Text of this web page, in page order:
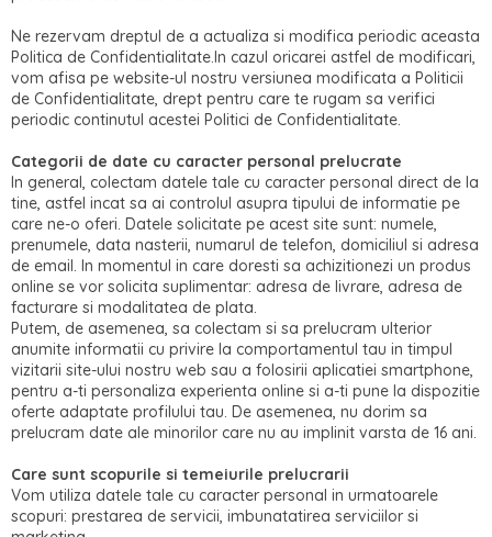
Ne rezervam dreptul de a actualiza si modifica periodic aceasta
Politica de Confidentialitate.In cazul oricarei astfel de modificari,
vom afisa pe website-ul nostru versiunea modificata a Politicii
de Confidentialitate, drept pentru care te rugam sa verifici
periodic continutul acestei Politici de Confidentialitate.
Categorii de date cu caracter personal prelucrate
In general, colectam datele tale cu caracter personal direct de la
tine, astfel incat sa ai controlul asupra tipului de informatie pe
care ne-o oferi. Datele solicitate pe acest site sunt: numele,
prenumele, data nasterii, numarul de telefon, domiciliul si adresa
de email. In momentul in care doresti sa achizitionezi un produs
online se vor solicita suplimentar: adresa de livrare, adresa de
facturare si modalitatea de plata.
Putem, de asemenea, sa colectam si sa prelucram ulterior
anumite informatii cu privire la comportamentul tau in timpul
vizitarii site-ului nostru web sau a folosirii aplicatiei smartphone,
pentru a-ti personaliza experienta online si a-ti pune la dispozitie
oferte adaptate profilului tau. De asemenea, nu dorim sa
prelucram date ale minorilor care nu au implinit varsta de 16 ani.
Care sunt scopurile si temeiurile prelucrarii
Vom utiliza datele tale cu caracter personal in urmatoarele
scopuri: prestarea de servicii, imbunatatirea serviciilor si